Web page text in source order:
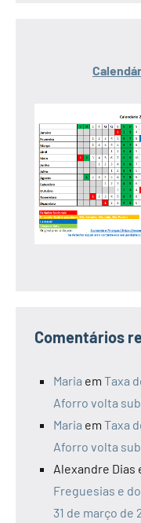
Comentários
Maria em Taxa
Aforro volta
Maria em Taxa
Aforro volta
Alexandre Dias
Freguesias e
31 de março de